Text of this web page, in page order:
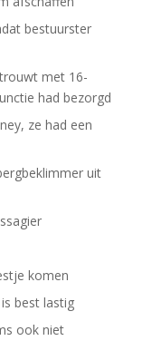
bestuurster
met 16-
had bezorgd
ze had een
uit
komen
best lastig
ook niet